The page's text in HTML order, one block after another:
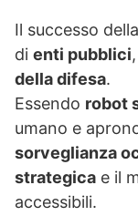
Il successo
di enti pubblici
della difesa.
Essendo robot
umano e
sorveglianza
strategica e il
accessibili.